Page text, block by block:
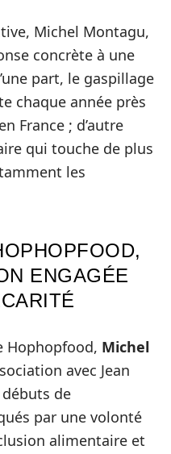
Michel Montagu,
concrète à une
part, le gaspillage
chaque année près
France ; d’autre
qui touche de plus
les
ENGAGÉE
Hophopfood, Michel
avec Jean
débuts de
par une volonté
alimentaire et